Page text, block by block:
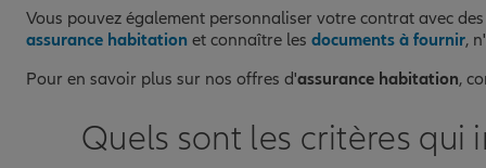
Vous pouvez également personnaliser votre contrat avec
assurance habitation et connaître les documents à fournir,
Pour en savoir plus sur nos offres d'assurance habitation,
Quels sont les critères